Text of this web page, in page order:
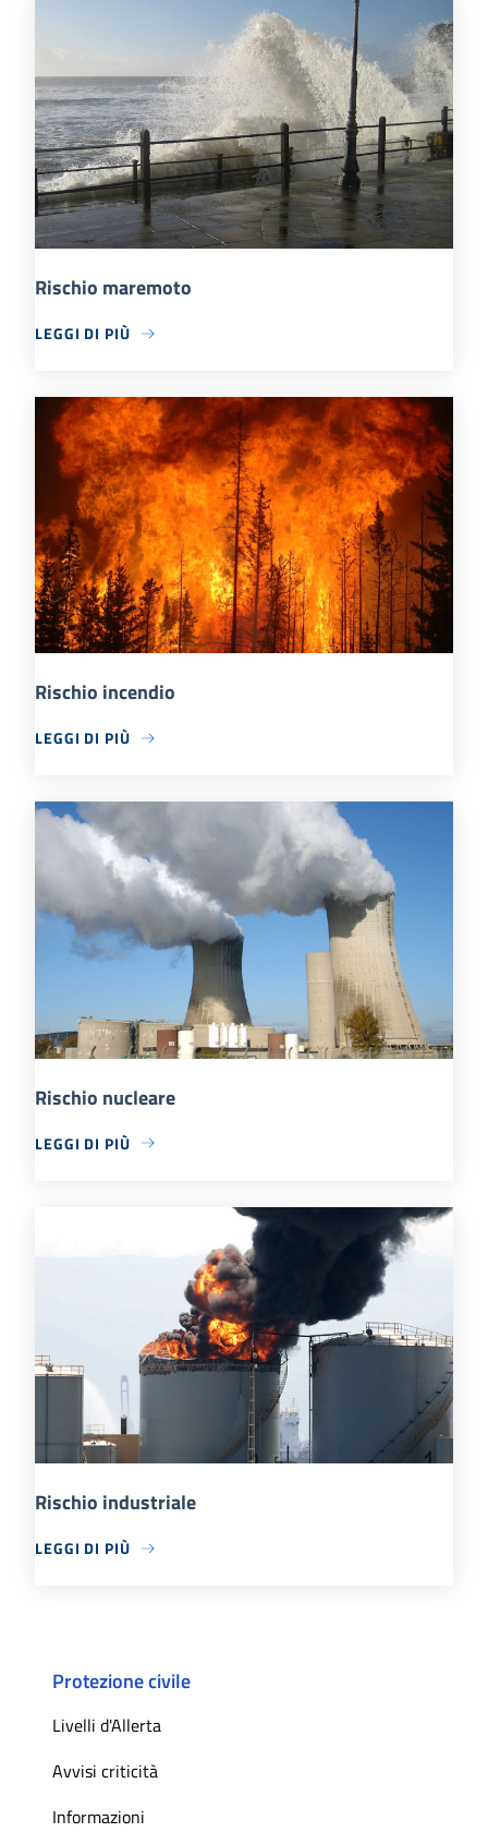
Rischio maremoto
LEGGI DI PIÙ
Rischio incendio
LEGGI DI PIÙ
Rischio nucleare
LEGGI DI PIÙ
Rischio industriale
LEGGI DI PIÙ
Protezione civile
Livelli d'Allerta
Avvisi criticità
Informazioni